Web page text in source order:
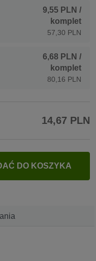
9,55 PLN /
komplet
57,30 PLN
6,68 PLN /
komplet
80,16 PLN
14,67 PLN
DO KOSZYKA